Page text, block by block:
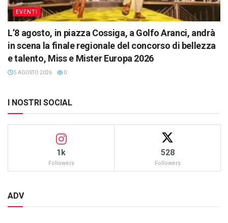
EVENTI
L’8 agosto, in piazza Cossiga, a Golfo Aranci, andrà
in scena la finale regionale del concorso di bellezza
e talento, Miss e Mister Europa 2026
5 AGOSTO 2026 0
I NOSTRI SOCIAL
1k
Followers
528
Followers
ADV